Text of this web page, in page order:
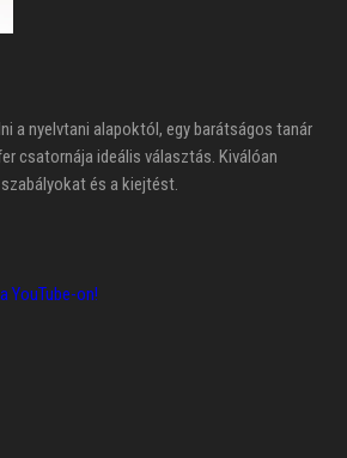
a nyelvtani alapoktól, egy barátságos tanár
csatornája ideális választás. Kiválóan
és a kiejtést.
YouTube-on!